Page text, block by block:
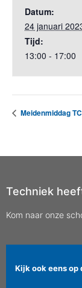
Datum:
24 januari
Tijd:
13:00 - 17:00
Meidenmiddag
Techniek
Kom naar onze
Kijk ook eens op